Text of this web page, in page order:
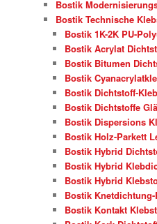
Bostik
Bostik Technische
Bostik 1K-2K PU-
Bostik Acrylat
Bostik Bitumen
Bostik
Bostik Dichtstoff-
Bostik Dichtstoffe
Bostik Dispersions
Bostik Holz-Parkett
Bostik Hybrid
Bostik Hybrid
Bostik Hybrid
Bostik
Bostik Kontakt